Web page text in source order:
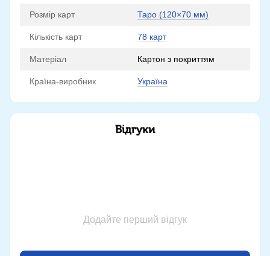
Розмір карт Таро (120×70 мм)
Кількість карт 78 карт
Матеріал Картон з покриттям
Країна-виробник Україна
Відгуки
Додайте перший відгук